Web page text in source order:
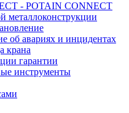
- POTAIN CONNECT
металлоконструкции
об авариях и инцидентах
крана
гарантии
инструменты